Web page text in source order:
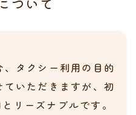
タクシー利用の目的
いただきますが、 初
リーズナブルです。